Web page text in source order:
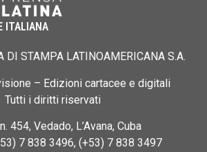
ITALIANA
STAMPA LATINOAMERICANA S.A.
– Edizioni cartacee e digitali
Tutti i diritti riservati
454, Vedado, L’Avana, Cuba
7 838 3496, (+53) 7 838 3497